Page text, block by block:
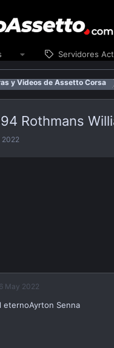
Servidores
y Videos de Assetto Corsa
Rothmans
2022
May 2022
eternoAyrton Senna